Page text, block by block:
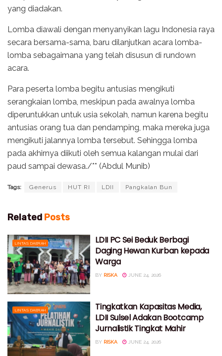
yang diadakan.
Lomba diawali dengan menyanyikan lagu Indonesia raya
secara bersama-sama, baru dilanjutkan acara lomba-
lomba sebagaimana yang telah disusun di rundown
acara.
Para peserta lomba begitu antusias mengikuti
serangkaian lomba, meskipun pada awalnya lomba
diperuntukkan untuk usia sekolah, namun karena begitu
antusias orang tua dan pendamping, maka mereka juga
mengikuti jalannya lomba tersebut. Sehingga lomba
pada akhirnya diikuti oleh semua kalangan mulai dari
paud sampai dewasa./** (Abdul Munib)
Tags: Generus HUT RI LDII Pangkalan Bun
Related Posts
LINTAS DAERAH
LDII PC Sei Beduk Berbagi
Daging Hewan Kurban kepada
Warga
BY RISKA JUNE 24, 2026
LINTAS DAERAH
Tingkatkan Kapasitas Media,
LDII Sulsel Adakan Bootcamp
Jurnalistik Tingkat Mahir
BY RISKA JUNE 24, 2026